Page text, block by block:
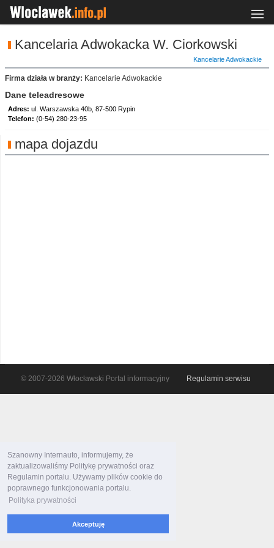
Szanowny Internauto, informujemy, że
zaktualizowaliśmy Politykę prywatności oraz
Regulamin portalu. Używamy plików cookie do
poprawnego funkcjonowania portalu.
Polityka prywatności
Akceptuję
Kancelaria Adwokacka W. Ciorkowski
Kancelarie Adwokackie
Firma działa w branży: Kancelarie Adwokackie
Dane teleadresowe
Adres: ul. Warszawska 40b, 87-500 Rypin
Telefon: (0-54) 280-23-95
mapa dojazdu
© 2007-2026 Włocławski Portal informacyjny Regulamin serwisu